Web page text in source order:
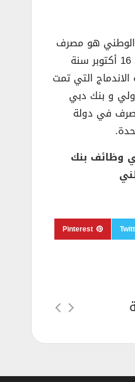
الوطني هو مصرف
إماراتي، تأسس في 16 أكتوبر سنة
الاندماج التي تمت
و بنك دبي
في دولة
وظائف بنك
Pinterest